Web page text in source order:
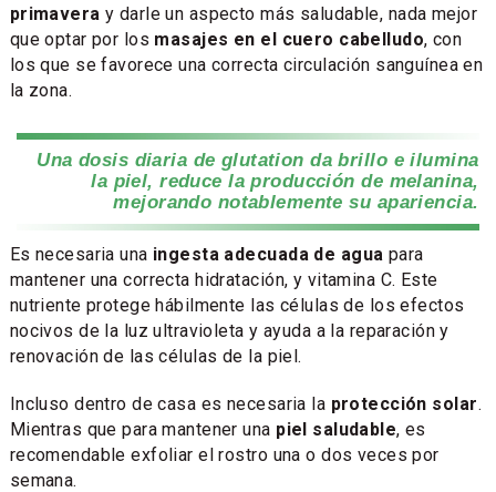
primavera y darle un aspecto más saludable, nada mejor
que optar por los masajes en el cuero cabelludo, con
los que se favorece una correcta circulación sanguínea en
la zona.
Una dosis diaria de glutation da brillo e ilumina
la piel, reduce la producción de melanina,
mejorando notablemente su apariencia.
Es necesaria una ingesta adecuada de agua para
mantener una correcta hidratación, y vitamina C. Este
nutriente protege hábilmente las células de los efectos
nocivos de la luz ultravioleta y ayuda a la reparación y
renovación de las células de la piel.
Incluso dentro de casa es necesaria la protección solar.
Mientras que para mantener una piel saludable, es
recomendable exfoliar el rostro una o dos veces por
semana.